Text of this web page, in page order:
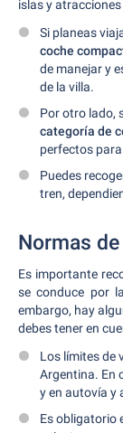
islas y
Si planeas
coche
de manejar y
de la villa.
Por otro lado,
categoría de
perfectos
Puedes
tren,
Normas
Es importante
se conduce por
embargo, hay
debes tener en
Los límites de
Argentina. En
y en autovía y
Es obligatorio